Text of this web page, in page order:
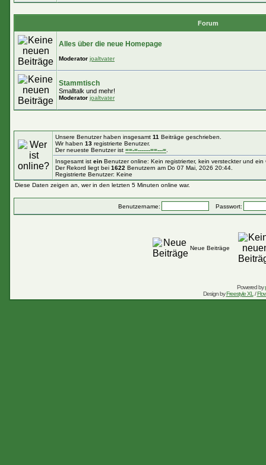
Forum
Alles über die neue Homepage
Moderator joaltvater
Stammtisch
Smalltalk und mehr!
Moderator joaltvater
Unsere Benutzer haben insgesamt 11 Beiträge geschrieben.
Wir haben 13 registrierte Benutzer.
Der neueste Benutzer ist ==-=-------==---=
Insgesamt ist ein Benutzer online: Kein registrierter, kein versteckter und
Der Rekord liegt bei 1622 Benutzern am Do 07 Mai, 2026 20:44.
Registrierte Benutzer: Keine
Diese Daten zeigen an, wer in den letzten 5 Minuten online war.
Benutzername: Passwort:
Neue Beiträge
Powered by
Design byFreestyle XL /